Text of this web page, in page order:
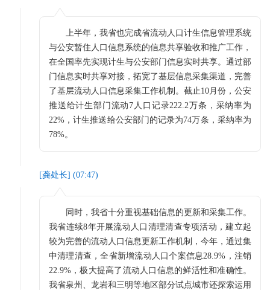
上半年，我省也完成省流动人口计生信息管理系统
与公安暂住人口信息系统的信息共享验收和推广工作，
在全国率先实现计生与公安部门信息实时共享。通过部
门信息实时共享对接，拓宽了基层信息采集渠道，完善
了基层流动人口信息采集工作机制。截止10月份，公安
推送给计生部门流动7人口记录222.2万条，采纳率为
22%，计生推送给公安部门的记录为74万条，采纳率为
78%。
[龚处长] (07:47)
同时，我省十分重视基础信息的更新和采集工作。
我省连续8年开展流动人口清理清查专项活动，建立起
较为完善的流动人口信息更新工作机制，今年，通过集
中清理清查，全省新增流动人口个案信息28.9%，注销
22.9%，极大提高了流动人口信息的鲜活性和准确性。
我省泉州、龙岩和三明等地区部分试点城市还探索运用